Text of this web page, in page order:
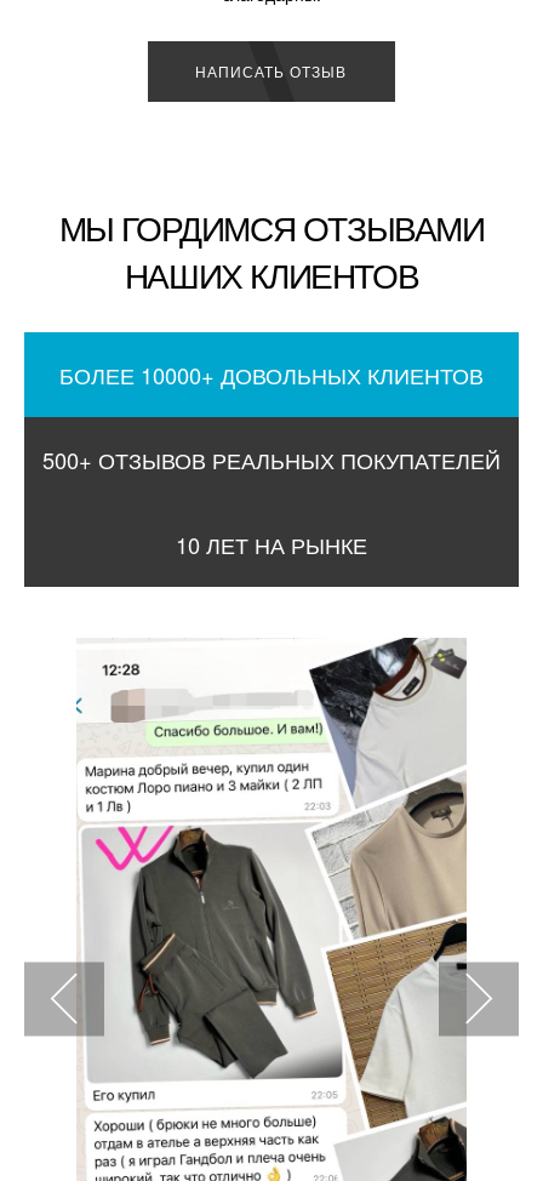
НАПИСАТЬ ОТЗЫВ
МЫ ГОРДИМСЯ ОТЗЫВАМИ
НАШИХ КЛИЕНТОВ
БОЛЕЕ 10000+ ДОВОЛЬНЫХ КЛИЕНТОВ
500+ ОТЗЫВОВ РЕАЛЬНЫХ ПОКУПАТЕЛЕЙ
10 ЛЕТ НА РЫНКЕ